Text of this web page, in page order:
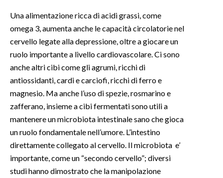
Una alimentazione ricca di acidi grassi, come
omega 3, aumenta anche le capacità circolatorie nel
cervello legate alla depressione, oltre a giocare un
ruolo importante a livello cardiovascolare. Ci sono
anche altri cibi come gli agrumi, ricchi di
antiossidanti, cardi e carciofi, ricchi di ferro e
magnesio. Ma anche l’uso di spezie, rosmarino e
zafferano, insieme a cibi fermentati sono utili a
mantenere un microbiota intestinale sano che gioca
un ruolo fondamentale nell’umore. L’intestino
direttamente collegato al cervello. Il microbiota e’
importante, come un “secondo cervello”; diversi
studi hanno dimostrato che la manipolazione